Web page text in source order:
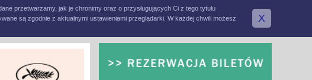
przetwarzamy, jak je chronimy oraz o przysługujących Ci z tego tytułu
są zgodnie z aktualnymi ustawieniami przeglądarki. W każdej chwili możesz
X